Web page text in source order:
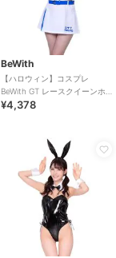
BeWith
【ハロウィン】コスプレ
BeWith GT レースクイーンホ
ワイト かわいい
¥4,378